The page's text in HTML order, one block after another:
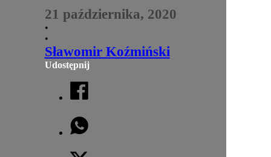
21 października, 2020
•
•
Sławomir Koźmiński
Udostępnij